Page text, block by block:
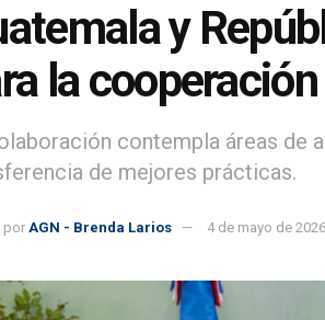
y
la
contempla áreas de
de mejores prácticas.
por AGN - Brenda Larios 4 de mayo de 2026